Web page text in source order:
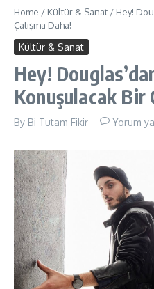
Home / Kültür & Sanat / Hey!
Çalışma Daha!
Kültür & Sanat
Hey!
Konuşulacak Bir
By Bi Tutam Fikir Yorum